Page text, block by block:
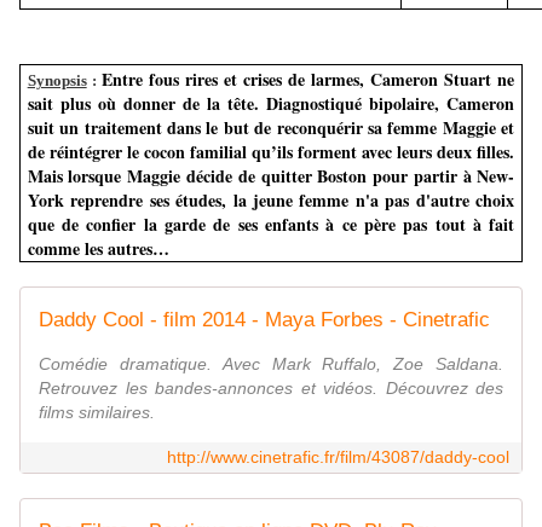
Synopsis: Entre fous rires et crises de larmes, Cameron Stuart ne
sait plus où donner de la tête. Diagnostiqué bipolaire, Cameron
suit un traitement dans le but de reconquérir sa femme Maggie et
de réintégrer le cocon familial qu’ils forment avec leurs deux filles.
Mais lorsque Maggie décide de quitter Boston pour partir à New-
York reprendre ses études, la jeune femme n'a pas d'autre choix
que de confier la garde de ses enfants à ce père pas tout à fait
comme les autres…
Daddy Cool - film 2014 - Maya Forbes - Cinetrafic
Comédie dramatique. Avec Mark Ruffalo, Zoe Saldana.
Retrouvez les bandes-annonces et vidéos. Découvrez des
films similaires.
http://www.cinetrafic.fr/film/43087/daddy-cool